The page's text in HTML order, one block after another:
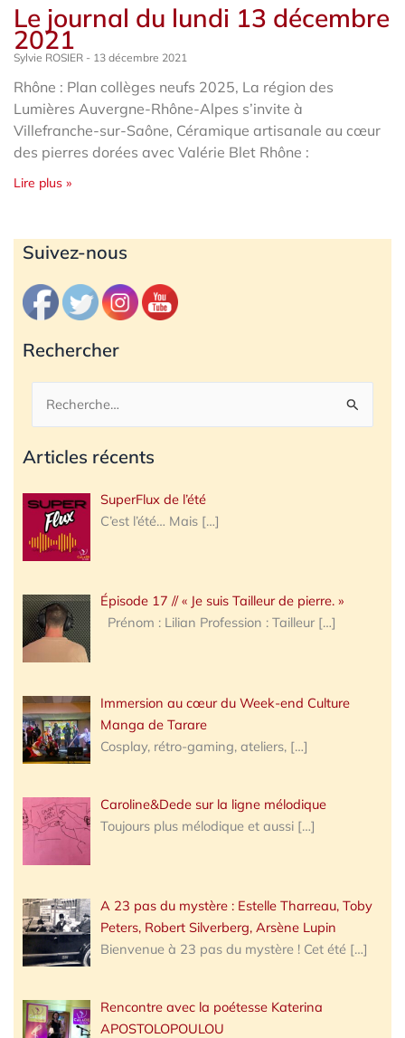
Le journal du lundi 13 décembre
2021
Sylvie ROSIER 13 décembre 2021
Rhône : Plan collèges neufs 2025, La région des
Lumières Auvergne-Rhône-Alpes s’invite à
Villefranche-sur-Saône, Céramique artisanale au cœur
des pierres dorées avec Valérie Blet Rhône :
Lire plus »
Suivez-nous
Rechercher
Rechercher :
Articles récents
SuperFlux de l’été
C’est l’été… Mais […]
Épisode 17 // « Je suis Tailleur de pierre. »
Prénom : Lilian Profession : Tailleur […]
Immersion au cœur du Week-end Culture
Manga de Tarare
Cosplay, rétro-gaming, ateliers, […]
Caroline&Dede sur la ligne mélodique
Toujours plus mélodique et aussi […]
A 23 pas du mystère : Estelle Tharreau, Toby
Peters, Robert Silverberg, Arsène Lupin
Bienvenue à 23 pas du mystère ! Cet été […]
Rencontre avec la poétesse Katerina
APOSTOLOPOULOU
Archives